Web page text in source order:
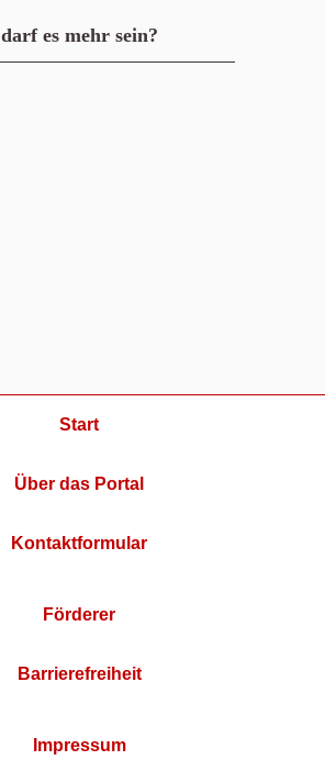
darf es mehr sein?
Start
Über das Portal
Kontaktformular
Förderer
Barrierefreiheit
Impressum